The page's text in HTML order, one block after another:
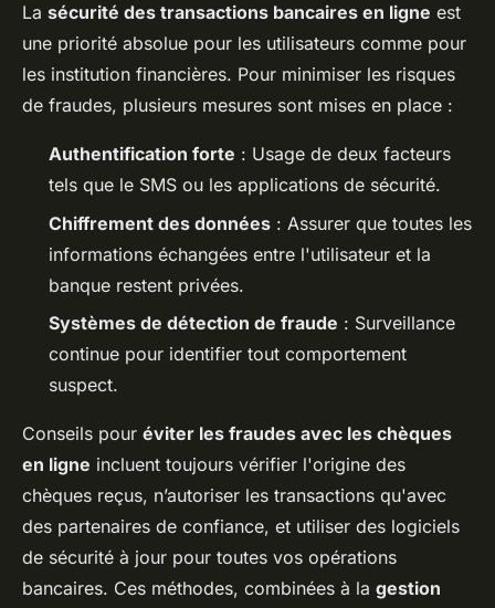
La sécurité des transactions bancaires en ligne est
une priorité absolue pour les utilisateurs comme pour
les institution financières. Pour minimiser les risques
de fraudes, plusieurs mesures sont mises en place :
Authentification forte : Usage de deux facteurs
tels que le SMS ou les applications de sécurité.
Chiffrement des données : Assurer que toutes les
informations échangées entre l'utilisateur et la
banque restent privées.
Systèmes de détection de fraude : Surveillance
continue pour identifier tout comportement
suspect.
Conseils pour éviter les fraudes avec les chèques
en ligne incluent toujours vérifier l'origine des
chèques reçus, n’autoriser les transactions qu'avec
des partenaires de confiance, et utiliser des logiciels
de sécurité à jour pour toutes vos opérations
bancaires. Ces méthodes, combinées à la gestion